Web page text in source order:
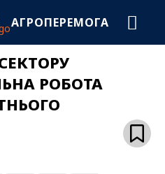
АГРОПЕРЕМОГА
РОБОТА